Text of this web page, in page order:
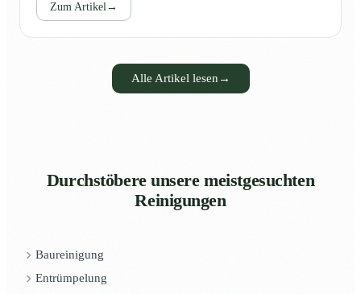
Zum Artikel→
Alle Artikel lesen →
Durchstöbere unsere meistgesuchten
Reinigungen
Baureinigung
Entrümpelung